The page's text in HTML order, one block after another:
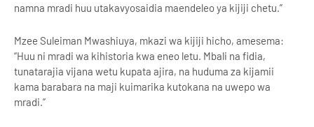
namna mradi huu utakavyosaidia maendeleo ya kijiji chetu.”
Mzee Suleiman Mwashiuya, mkazi wa kijiji hicho, amesema:
“Huu ni mradi wa kihistoria kwa eneo letu. Mbali na fidia,
tunatarajia vijana wetu kupata ajira, na huduma za kijamii
kama barabara na maji kuimarika kutokana na uwepo wa
mradi.”